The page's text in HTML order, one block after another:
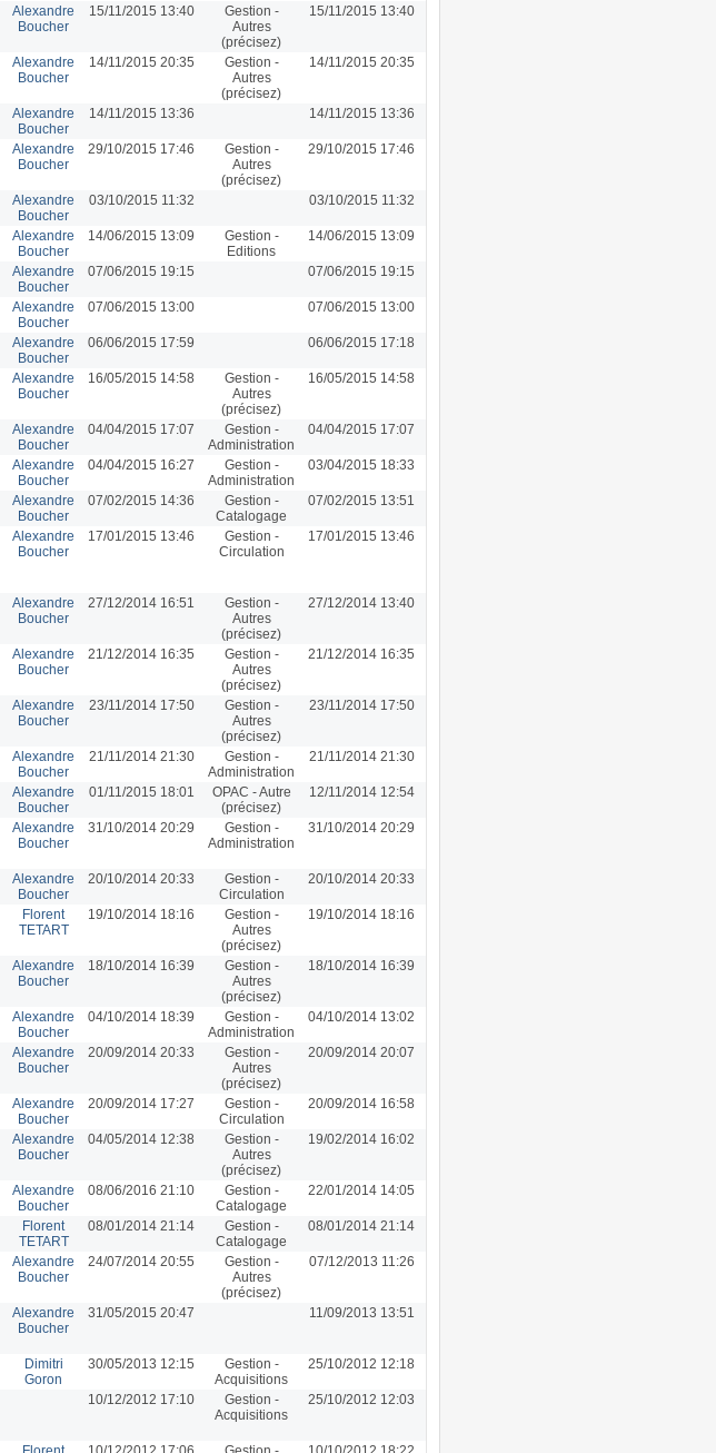
Alexandre
Boucher
15/11/2015 13:40
Gestion -
Autres
(précisez)
15/11/2015 13:40
Alexandre
Boucher
14/11/2015 20:35
Gestion -
Autres
(précisez)
14/11/2015 20:35
Alexandre
Boucher
14/11/2015 13:36 14/11/2015 13:36
Alexandre
Boucher
29/10/2015 17:46
Gestion -
Autres
(précisez)
29/10/2015 17:46
Alexandre
Boucher
03/10/2015 11:32 03/10/2015 11:32
Alexandre
Boucher
14/06/2015 13:09
Gestion -
Editions
14/06/2015 13:09
Alexandre
Boucher
07/06/2015 19:15 07/06/2015 19:15
Alexandre
Boucher
07/06/2015 13:00 07/06/2015 13:00
Alexandre
Boucher
06/06/2015 17:59 06/06/2015 17:18
Alexandre
Boucher
16/05/2015 14:58
Gestion -
Autres
(précisez)
16/05/2015 14:58
Alexandre
Boucher
04/04/2015 17:07
Gestion -
Administration
04/04/2015 17:07
Alexandre
Boucher
04/04/2015 16:27
Gestion -
Administration
03/04/2015 18:33
Alexandre
Boucher
07/02/2015 14:36
Gestion -
Catalogage
07/02/2015 13:51
Alexandre
Boucher
17/01/2015 13:46
Gestion -
Circulation
17/01/2015 13:46
Alexandre
Boucher
27/12/2014 16:51
Gestion -
Autres
(précisez)
27/12/2014 13:40
Alexandre
Boucher
21/12/2014 16:35
Gestion -
Autres
(précisez)
21/12/2014 16:35
Alexandre
Boucher
23/11/2014 17:50
Gestion -
Autres
(précisez)
23/11/2014 17:50
Alexandre
Boucher
21/11/2014 21:30
Gestion -
Administration
21/11/2014 21:30
Alexandre
Boucher
01/11/2015 18:01
OPAC - Autre
(précisez)
12/11/2014 12:54
Alexandre
Boucher
31/10/2014 20:29
Gestion -
Administration
31/10/2014 20:29
Alexandre
Boucher
20/10/2014 20:33
Gestion -
Circulation
20/10/2014 20:33
Florent
TETART
19/10/2014 18:16
Gestion -
Autres
(précisez)
19/10/2014 18:16
Alexandre
Boucher
18/10/2014 16:39
Gestion -
Autres
(précisez)
18/10/2014 16:39
Alexandre
Boucher
04/10/2014 18:39
Gestion -
Administration
04/10/2014 13:02
Alexandre
Boucher
20/09/2014 20:33
Gestion -
Autres
(précisez)
20/09/2014 20:07
Alexandre
Boucher
20/09/2014 17:27
Gestion -
Circulation
20/09/2014 16:58
Alexandre
Boucher
04/05/2014 12:38
Gestion -
Autres
(précisez)
19/02/2014 16:02
Alexandre
Boucher
08/06/2016 21:10
Gestion -
Catalogage
22/01/2014 14:05
Florent
TETART
08/01/2014 21:14
Gestion -
Catalogage
08/01/2014 21:14
Alexandre
Boucher
24/07/2014 20:55
Gestion -
Autres
(précisez)
07/12/2013 11:26
Alexandre
Boucher
31/05/2015 20:47 11/09/2013 13:51
Dimitri
Goron
30/05/2013 12:15
Gestion -
Acquisitions
25/10/2012 12:18
10/12/2012 17:10
Gestion -
Acquisitions
25/10/2012 12:03